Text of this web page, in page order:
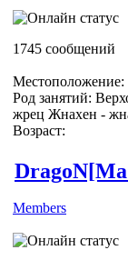
1745 сообщений
Местоположение:
Род занятий:
жрец Жнахен -
Возраст:
Members